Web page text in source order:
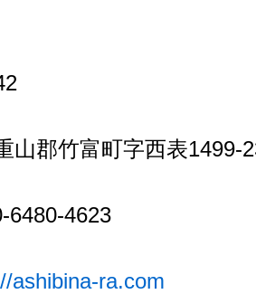
山郡竹富町字西表1499-
6480-4623
ashibina-ra.com